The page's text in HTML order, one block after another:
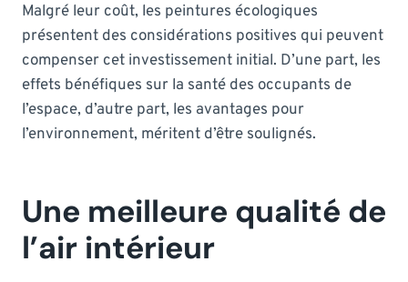
Malgré leur coût, les peintures écologiques
présentent des considérations positives qui peuvent
compenser cet investissement initial. D’une part, les
effets bénéfiques sur la santé des occupants de
l’espace, d’autre part, les avantages pour
l’environnement, méritent d’être soulignés.
Une meilleure qualité de
l’air intérieur